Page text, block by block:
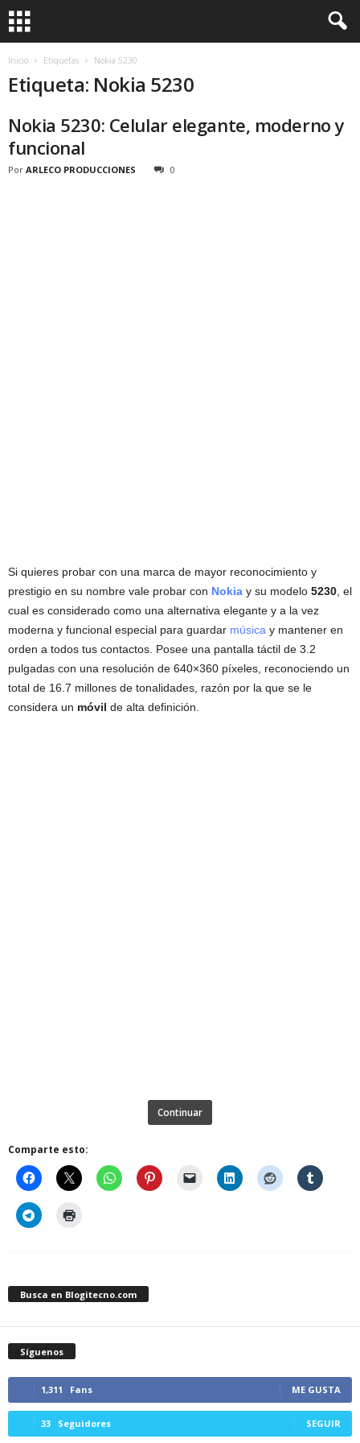
Inicio Etiquetas Nokia 5230
Etiqueta: Nokia 5230
Nokia 5230: Celular elegante, moderno y
funcional
Por ARLECO PRODUCCIONES 0
Si quieres probar con una marca de mayor reconocimiento y
prestigio en su nombre vale probar con Nokia y su modelo 5230 , el
cual es considerado como una alternativa elegante y a la vez
moderna y funcional especial para guardar música y mantener en
orden a todos tus contactos. Posee una pantalla táctil de 3.2
pulgadas con una resolución de 640×360 píxeles, reconociendo un
total de 16.7 millones de tonalidades, razón por la que se le
considera un móvil de alta definición.
Continuar
Comparte esto:
Busca en Blogitecno.com
Síguenos
1,311 Fans ME GUSTA
33 Seguidores SEGUIR